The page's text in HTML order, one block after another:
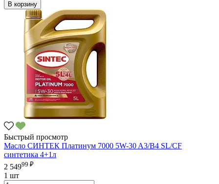
В корзину
Быстрый просмотр
Масло СИНТЕК Платинум 7000 5W-30 A3/B4 SL/CF
синтетика 4+1л
2 54999 ₽
1 шт